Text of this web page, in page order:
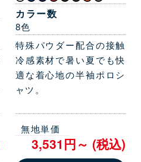
カラー数
8色
特殊パウダー配合の接触
冷感素材で暑い夏でも快
適な着心地の半袖ポロシ
ャツ。
無地単価
3,531円～ (税込)